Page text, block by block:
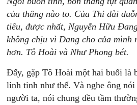
của thằng nào to. Của Thi dài
tiêu, được nhất, Nguyễn Hữu
không chịu vì Đang cho của mình
hơn. Tô Hoài và Như Phong bét.
Đấy, gặp Tô Hoài một hai buổi là
linh tinh như thế. Và nghe ông
người ta, nói chung đều tầm